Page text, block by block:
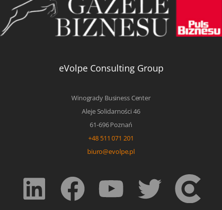
eVolpe Consulting Group
Winogrady Business Center
Aleje Solidarności 46
61-696 Poznań
+48 511 071 201
biuro@evolpe.pl